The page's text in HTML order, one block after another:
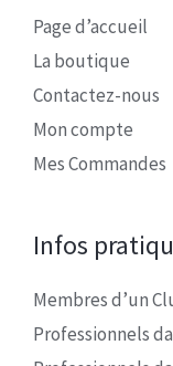
Page d’accueil
La boutique
Contactez-nous
Mon compte
Mes Commandes
Infos
Membres d’un
Professionnels